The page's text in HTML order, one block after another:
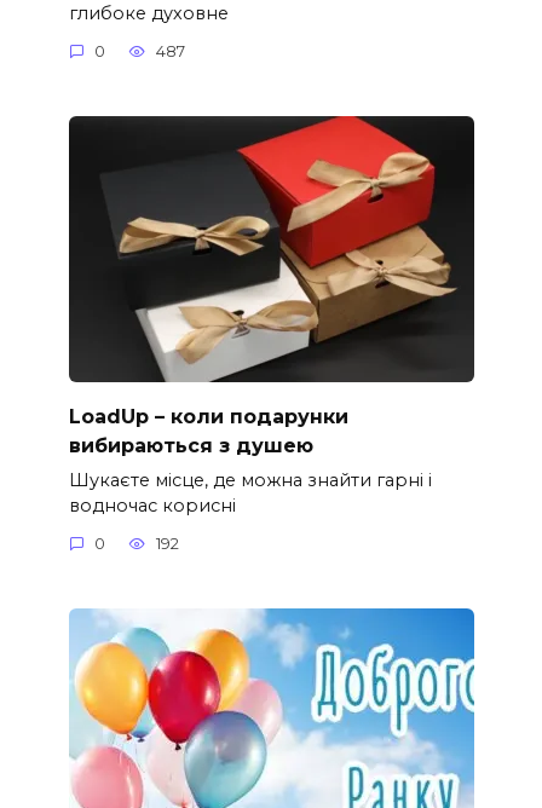
глибоке духовне
0 487
LoadUp – коли подарунки
вибираються з душею
Шукаєте місце, де можна знайти гарні і
водночас корисні
0 192